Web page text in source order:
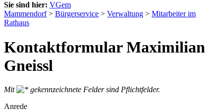
Sie sind hier: VGem
Mammendorf> Bürgerservice > Verwaltung > Mitarbeiter im
Rathaus
Kontaktformular Maximilian
Gneissl
Mit
gekennzeichnete Felder sind Pflichtfelder.
Anrede